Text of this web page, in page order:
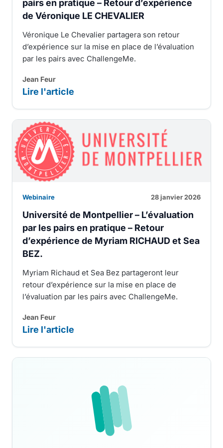
pairs en pratique – Retour d’expérience
de Véronique LE CHEVALIER
Véronique Le Chevalier partagera son retour
d’expérience sur la mise en place de l’évaluation
par les pairs avec ChallengeMe.
Jean Feur
Lire l'article
Webinaire 28 janvier 2026
Université de Montpellier – L’évaluation
par les pairs en pratique – Retour
d’expérience de Myriam RICHAUD et Sea
BEZ.
Myriam Richaud et Sea Bez partageront leur
retour d’expérience sur la mise en place de
l’évaluation par les pairs avec ChallengeMe.
Jean Feur
Lire l'article